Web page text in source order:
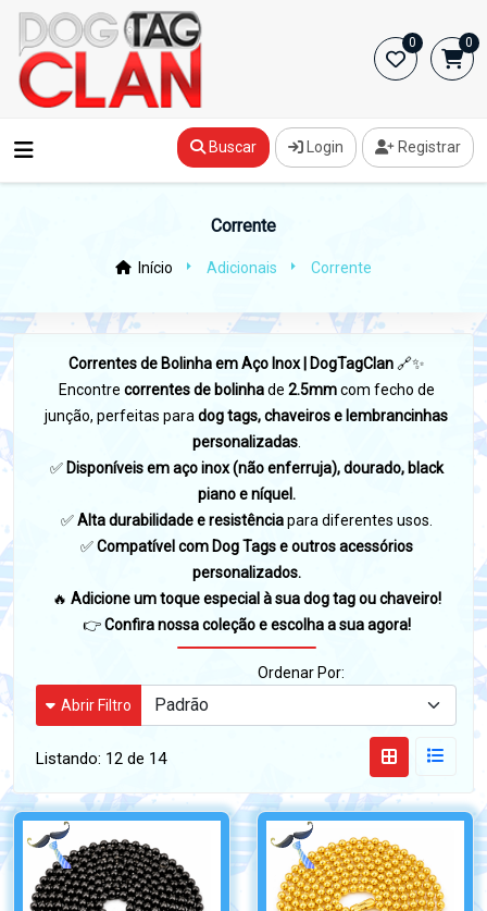
0 0
Buscar Login Registrar
Corrente
Início Adicionais Corrente
Correntes de Bolinha em Aço Inox | DogTagClan🔗✨
Encontre correntes de bolinhade 2.5mmcom fecho de
junção, perfeitas para dog tags, chaveiros e lembrancinhas
personalizadas.
✅ Disponíveis em aço inox (não enferruja), dourado, black
piano e níquel.
✅Alta durabilidade e resistênciapara diferentes usos.
✅Compatível com Dog Tags e outros acessórios
personalizados.
🔥 Adicione um toque especial à sua dog tag ou chaveiro!
👉Confira nossa coleção e escolha a sua agora!
Ordenar Por:
Abrir Filtro
Listando: 12 de 14